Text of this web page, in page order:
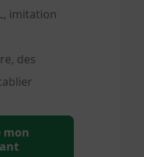
imitation
des
mon